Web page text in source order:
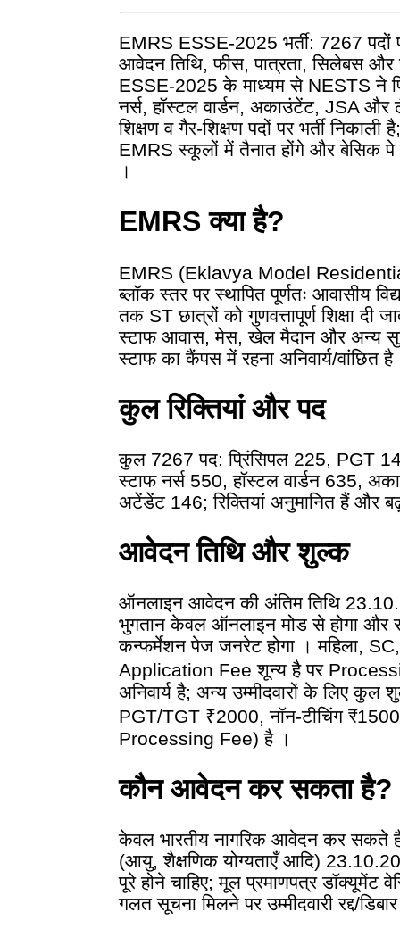
EMRS ESSE-2025 भर्ती: 7267 पदों
आवेदन तिथि, फीस, पात्रता, सिलेबस
ESSE-2025 के माध्यम से NESTS ने
नर्स, हॉस्टल वार्डन, अकाउंटेंट, JSA
शिक्षण व गैर-शिक्षण पदों पर भर्ती
EMRS स्कूलों में तैनात होंगे और बेसिक पे
।
EMRS क्या है?
EMRS (Eklavya Model
ब्लॉक स्तर पर स्थापित पूर्णतः आवासीय
तक ST छात्रों को गुणवत्तापूर्ण शिक्षा दी
स्टाफ आवास, मेस, खेल मैदान और अन्य
स्टाफ का कैंपस में रहना अनिवार्य/वांछित
कुल रिक्तियां और पद
कुल 7267 पद: प्रिंसिपल 225, PGT
स्टाफ नर्स 550, हॉस्टल वार्डन 635,
अटेंडेंट 146; रिक्तियां अनुमानित हैं और
आवेदन तिथि और शुल्क
ऑनलाइन आवेदन की अंतिम तिथि
भुगतान केवल ऑनलाइन मोड से होगा और
कन्फर्मेशन पेज जनरेट होगा । महिला,
Application Fee शून्य है पर
अनिवार्य है; अन्य उम्मीदवारों के लिए
PGT/TGT ₹2000, नॉन-टीचिंग
Processing Fee) है ।
कौन आवेदन कर सकता है?
केवल भारतीय नागरिक आवेदन कर सकते
(आयु, शैक्षणिक योग्यताएँ आदि)
पूरे होने चाहिए; मूल प्रमाणपत्र डॉक्यूमेंट
गलत सूचना मिलने पर उम्मीदवारी रद्द/